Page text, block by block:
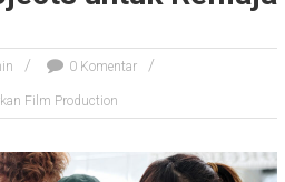
0 Komentar
Film Production